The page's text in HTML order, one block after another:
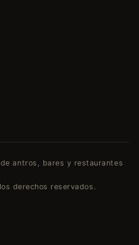
antros, bares y restaurantes
derechos reservados.